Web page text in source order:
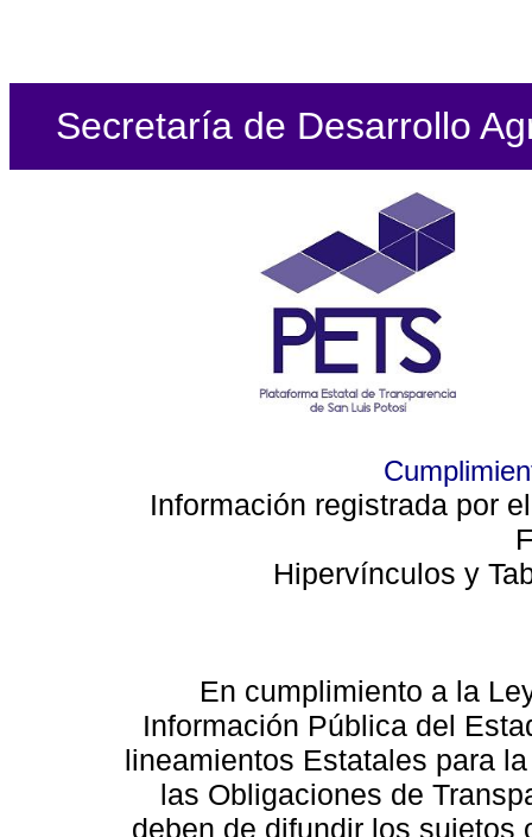
Secretaría de Desarrollo
Información registrada por
Hipervínculos y
En cumplimiento a la
Información Pública del
lineamientos Estatales para
las Obligaciones de
deben de difundir los sujetos